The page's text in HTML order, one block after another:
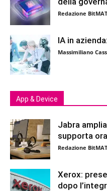
Redazione BitMAT
IA in
Massimiliano
App & Device
Jabra
supporta
Redazione BitMAT
Xerox:
dopo